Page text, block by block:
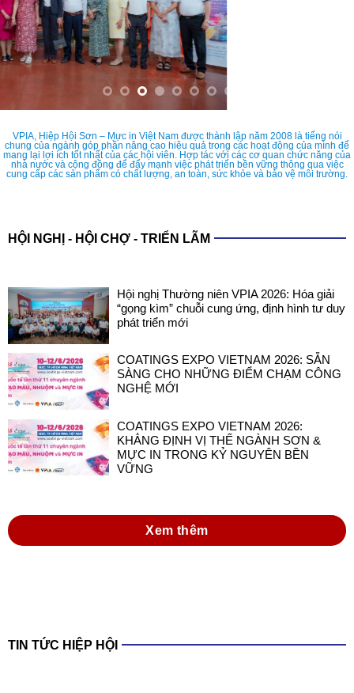
VPIA, Hiệp Hội Sơn – Mực in Việt Nam được thành lập năm 2008 là tiếng nói
chung của ngành góp phần nâng cao hiệu quả trong các hoạt động của mình để
mang lại lợi ích tốt nhất của các hội viên. Hợp tác với các cơ quan chức năng của
nhà nước và cộng đồng để đẩy mạnh việc phát triển bền vững thông qua việc
cung cấp các sản phẩm có chất lượng, an toàn, sức khỏe và bảo vệ môi trường.
HỘI NGHỊ - HỘI CHỢ - TRIỂN LÃM
Hội nghị Thường niên VPIA 2026: Hóa giải
“gọng kìm” chuỗi cung ứng, định hình tư duy
phát triển mới
COATINGS EXPO VIETNAM 2026: SẴN
SÀNG CHO NHỮNG ĐIỂM CHẠM CÔNG
NGHỆ MỚI
COATINGS EXPO VIETNAM 2026:
KHẲNG ĐỊNH VỊ THẾ NGÀNH SƠN &
MỰC IN TRONG KỶ NGUYÊN BỀN
VỮNG
Xem thêm
TIN TỨC HIỆP HỘI